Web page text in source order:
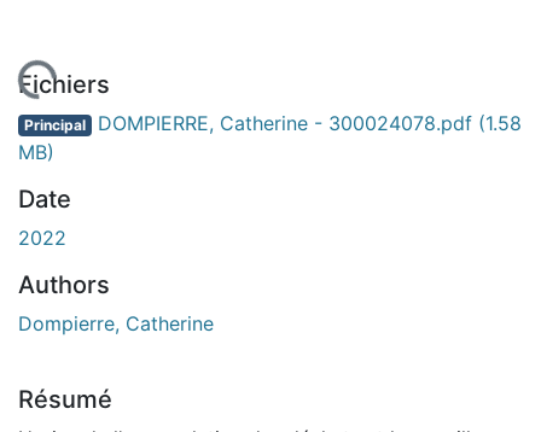
Fichiers
Principal DOMPIERRE, Catherine - 300024078.pdf (1.58
MB)
Date
2022
Authors
Dompierre, Catherine
Résumé